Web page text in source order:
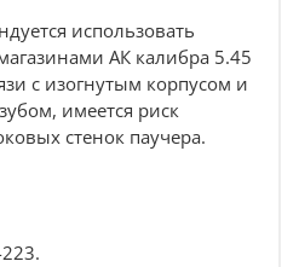
использовать
АК калибра 5.45
с изогнутым корпусом и
имеется риск
стенок паучера.